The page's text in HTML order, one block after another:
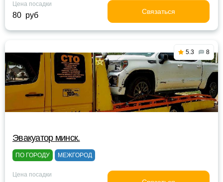
Цена посадки
80 руб Связаться
5.3 8
Эвакуатор минск.
ПО ГОРОДУ МЕЖГОРОД
Цена посадки